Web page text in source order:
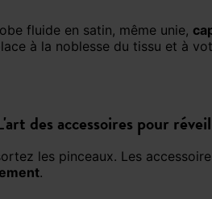
fluide en satin, même unie,
à la noblesse du tissu et à
des accessoires pour
.